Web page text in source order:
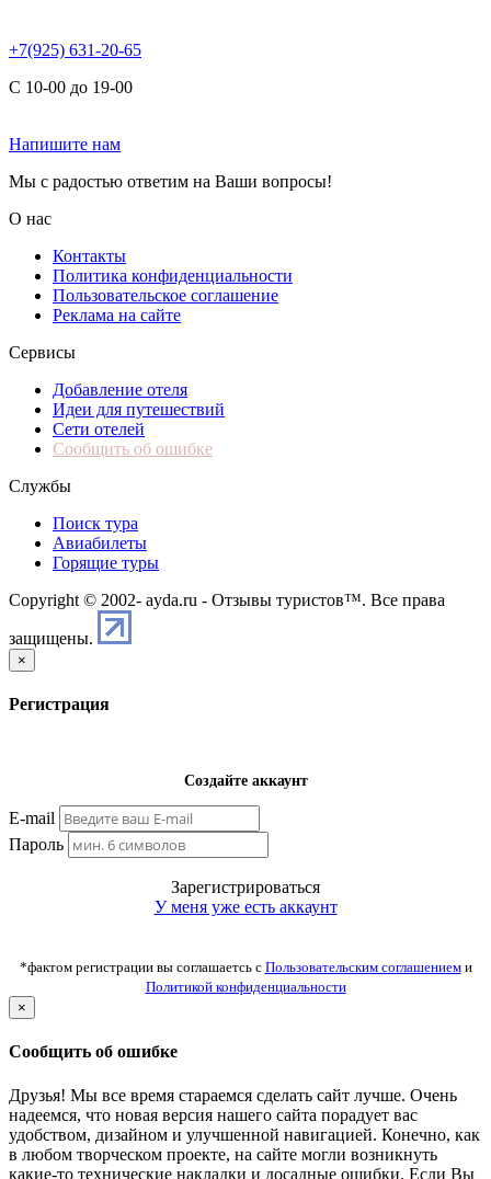
+7(925) 631-20-65
С 10-00 до 19-00
Напишите нам
Мы с радостью ответим на Ваши вопросы!
О нас
Контакты
Политика конфиденциальности
Пользовательское соглашение
Реклама на сайте
Сервисы
Добавление отеля
Идеи для путешествий
Сети отелей
Сообщить об ошибке
Службы
Поиск тура
Авиабилеты
Горящие туры
Copyright © 2002- ayda.ru - Отзывы туристов™. Все права
защищены.
×
Регистрация
Создайте аккаунт
E-mail
Пароль
Зарегистрироваться
У меня уже есть аккаунт
*фактом регистрации вы соглашаетсь с Пользовательским соглашениеми
Политикой конфиденциальности
×
Сообщить об ошибке
Друзья! Мы все время стараемся сделать сайт лучше. Очень
надеемся, что новая версия нашего сайта порадует вас
удобством, дизайном и улучшенной навигацией. Конечно, как
в любом творческом проекте, на сайте могли возникнуть
какие-то технические накладки и досадные ошибки. Если Вы